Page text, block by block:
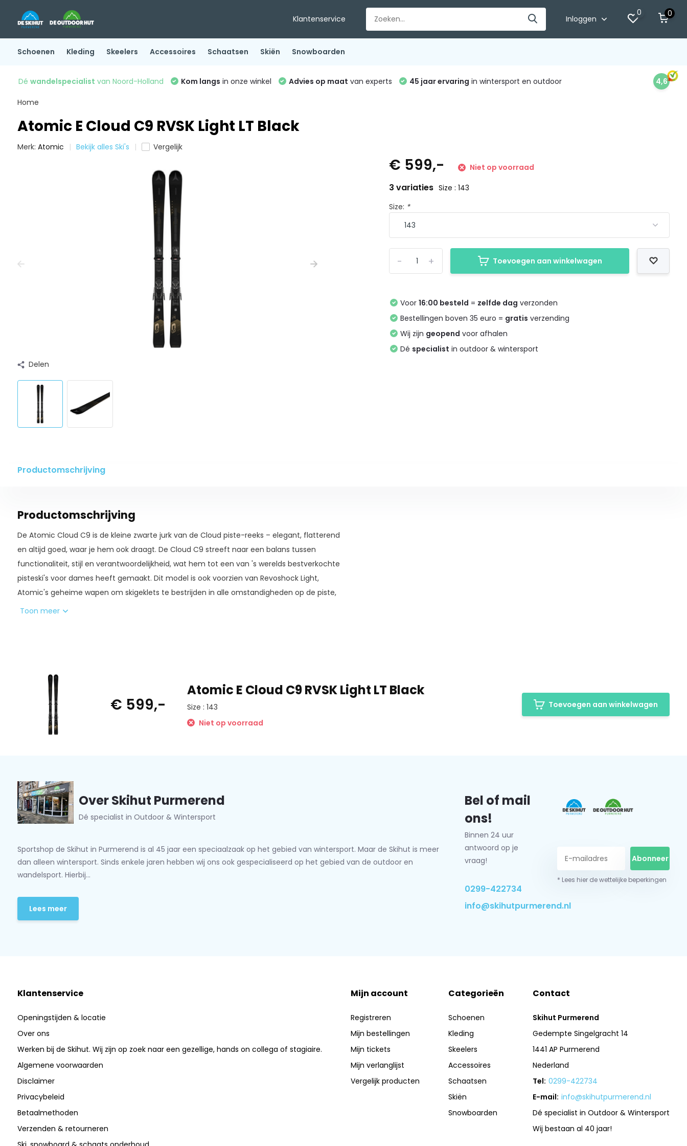
Klantenservice Inloggen
0 0
Schoenen Kleding Skeelers Accessoires Schaatsen Skiën Snowboarden
Dé wandelspecialist van Noord-Holland Kom langs in onze winkel Advies op maat van experts 45 jaar ervaring in wintersport en outdoor 4,6
Home
Atomic E Cloud C9 RVSK Light LT Black
Merk: Atomic Bekijk alles Ski's Vergelijk
Delen
€ 599,- Niet op voorraad
3 variaties Size : 143
Size: *
+
- Toevoegen aan winkelwagen
Voor16:00 besteld = zelfde dag verzonden
Bestellingen boven 35 euro = gratis verzending
Wij zijn geopend voor afhalen
Dé specialist in outdoor & wintersport
Productomschrijving
Productomschrijving
De Atomic Cloud C9 is de kleine zwarte jurk van de Cloud piste-reeks – elegant, flatterend
en altijd goed, waar je hem ook draagt. De Cloud C9 streeft naar een balans tussen
functionaliteit, stijl en verantwoordelijkheid, wat hem tot een van 's werelds bestverkochte
pisteski's voor dames heeft gemaakt. Dit model is ook voorzien van Revoshock Light,
Atomic's geheime wapen om skigeklets te bestrijden in alle omstandigheden op de piste,
voor solide, zelfverzekerde bochten en moeiteloze glijding.
Toon meer
€ 599,-
Atomic E Cloud C9 RVSK Light LT Black
Size : 143
Niet op voorraad
Toevoegen aan winkelwagen
Over Skihut Purmerend
Dé specialist in Outdoor & Wintersport
Sportshop de Skihut in Purmerend is al 45 jaar een speciaalzaak op het gebied van wintersport. Maar de Skihut is meer
dan alleen wintersport. Sinds enkele jaren hebben wij ons ook gespecialiseerd op het gebied van de outdoor en
wandelsport. Hierbij...
Lees meer
Bel of mail
ons!
Binnen 24 uur
antwoord op je
vraag!
0299-422734
info@skihutpurmerend.nl
Abonneer
* Lees hier de wettelijke beperkingen
Klantenservice
Openingstijden & locatie
Over ons
Werken bij de Skihut. Wij zijn op zoek naar een gezellige, hands on collega of stagiaire.
Algemene voorwaarden
Disclaimer
Privacybeleid
Betaalmethoden
Verzenden & retourneren
Mijn account
Registreren
Mijn bestellingen
Mijn tickets
Mijn verlanglijst
Vergelijk producten
Categorieën
Schoenen
Kleding
Skeelers
Accessoires
Schaatsen
Skiën
Snowboarden
Contact
Skihut Purmerend
Gedempte Singelgracht 14
1441 AP Purmerend
Nederland
Tel: 0299-422734
E-mail: info@skihutpurmerend.nl
Dé specialist in Outdoor & Wintersport
Wij bestaan al 40 jaar!